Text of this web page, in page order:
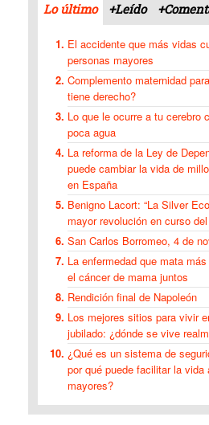
Lo último +Leído
El accidente que más vidas
personas mayores
Complemento maternidad
tiene derecho?
Lo que le ocurre a tu cerebro
poca agua
La reforma de la Ley de
puede cambiar la vida de
en España
Benigno Lacort: “La Silver
mayor revolución en curso
San Carlos Borromeo, 4 de
La enfermedad que mata
el cáncer de mama juntos
Rendición final de Napoleón
Los mejores sitios para vivir
jubilado: ¿dónde se vive
¿Qué es un sistema de
por qué puede facilitar la vida
mayores?